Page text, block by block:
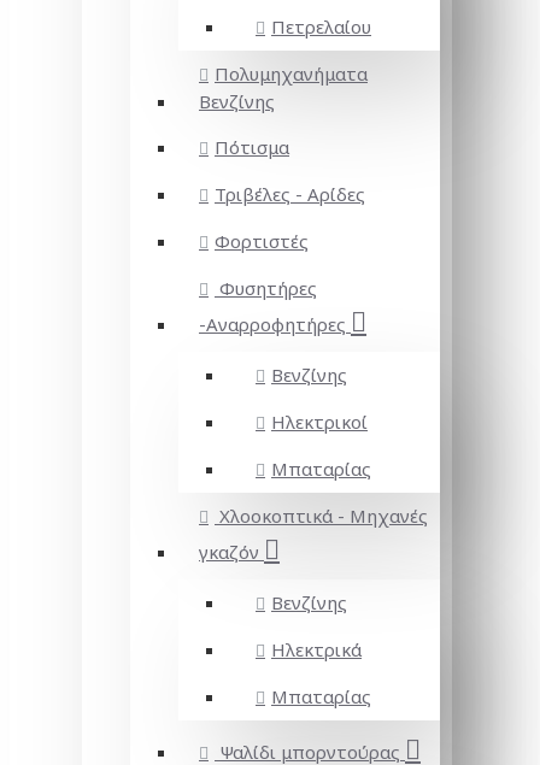
Πετρελαίου
Πολυμηχανήματα
Βενζίνης
Πότισμα
Τριβέλες - Αρίδες
Φορτιστές
Φυσητήρες
-Αναρροφητήρες
Βενζίνης
Ηλεκτρικοί
Μπαταρίας
Χλοοκοπτικά - Μηχανές
γκαζόν
Βενζίνης
Ηλεκτρικά
Μπαταρίας
Ψαλίδι μπορντούρας